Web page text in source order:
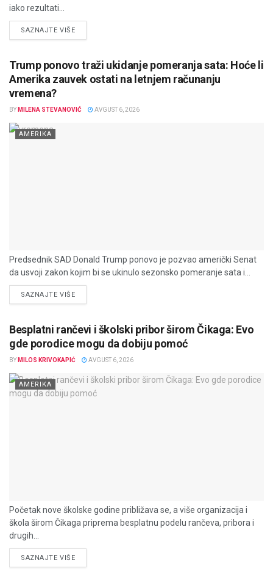
iako rezultati...
SAZNAJTE VIŠEDETAILS
Trump ponovo traži ukidanje pomeranja sata: Hoće li
Amerika zauvek ostati na letnjem računanju
vremena?
BY MILENA STEVANOVIĆ AVGUST 6, 2026
AMERIKA
Predsednik SAD Donald Trump ponovo je pozvao američki Senat
da usvoji zakon kojim bi se ukinulo sezonsko pomeranje sata i...
SAZNAJTE VIŠEDETAILS
Besplatni rančevi i školski pribor širom Čikaga: Evo
gde porodice mogu da dobiju pomoć
BY MILOS KRIVOKAPIĆ AVGUST 6, 2026
AMERIKA
Početak nove školske godine približava se, a više organizacija i
škola širom Čikaga priprema besplatnu podelu rančeva, pribora i
drugih...
SAZNAJTE VIŠEDETAILS